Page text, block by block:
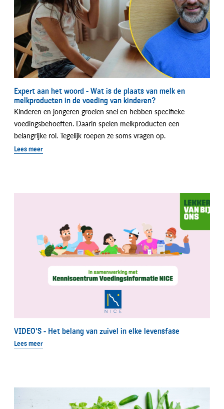
Expert aan het woord - Wat is de plaats van melk en
melkproducten in de voeding van kinderen?
Kinderen en jongeren groeien snel en hebben specifieke
voedingsbehoeften. Daarin spelen melkproducten een
belangrijke rol. Tegelijk roepen ze soms vragen op.
Lees meer
VIDEO'S - Het belang van zuivel in elke levensfase
Lees meer